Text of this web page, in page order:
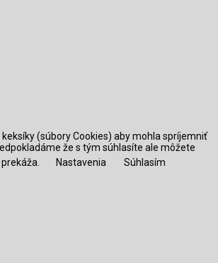
(súbory Cookies) aby mohla spríjemniť
že s tým súhlasíte ale môžete
Nastavenia
Súhlasím